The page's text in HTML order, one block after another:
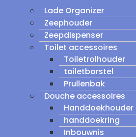
Lade Organizer
Zeephouder
Zeepdispenser
Toilet accessoires
Toiletrolhouder
toiletborstel
Prullenbak
Douche accessoires
Handdoekhouder
handdoekring
Inbouwnis